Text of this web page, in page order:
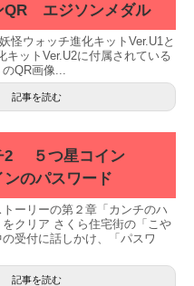
QR エジソンメダル
怪ウォッチ進化キットVer.U1と
キットVer.U2に付属されている
のQR画像...
記事を読む
2 ５つ星コイン
ンのパスワード
トーリーの第２章「カンチのハ
クリア さくら住宅街の「こや
受付に話しかけ、「パスワ
記事を読む